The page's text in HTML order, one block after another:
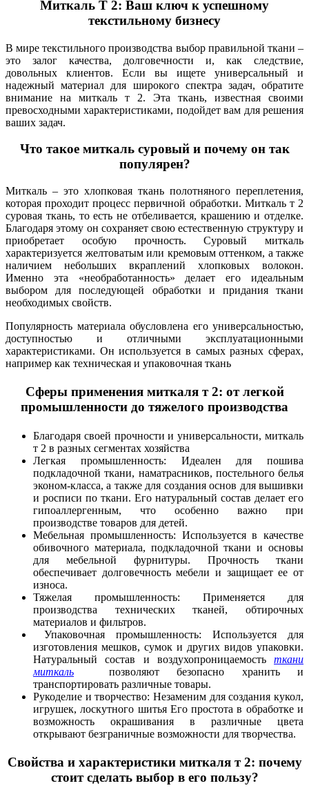
Миткаль Т 2: Ваш ключ к успешному
текстильному бизнесу
В мире текстильного производства выбор правильной ткани –
это залог качества, долговечности и, как следствие,
довольных клиентов. Если вы ищете универсальный и
надежный материал для широкого спектра задач, обратите
внимание на миткаль т 2. Эта ткань, известная своими
превосходными характеристиками, подойдет вам для решения
ваших задач.
Что такое миткаль суровый и почему он так
популярен?
Миткаль – это хлопковая ткань полотняного переплетения,
которая проходит процесс первичной обработки. Миткаль т 2
суровая ткань, то есть не отбеливается, крашению и отделке.
Благодаря этому он сохраняет свою естественную структуру и
приобретает особую прочность. Суровый миткаль
характеризуется желтоватым или кремовым оттенком, а также
наличием небольших вкраплений хлопковых волокон.
Именно эта «необработанность» делает его идеальным
выбором для последующей обработки и придания ткани
необходимых свойств.
Популярность материала обусловлена его универсальностью,
доступностью и отличными эксплуатационными
характеристиками. Он используется в самых разных сферах,
например как техническая и упаковочная ткань
Сферы применения миткаля т 2: от легкой
промышленности до тяжелого производства
Благодаря своей прочности и универсальности, миткаль
т 2 в разных сегментах хозяйства
Легкая промышленность: Идеален для пошива
подкладочной ткани, наматрасников, постельного белья
эконом-класса, а также для создания основ для вышивки
и росписи по ткани. Его натуральный состав делает его
гипоаллергенным, что особенно важно при
производстве товаров для детей.
Мебельная промышленность: Используется в качестве
обивочного материала, подкладочной ткани и основы
для мебельной фурнитуры. Прочность ткани
обеспечивает долговечность мебели и защищает ее от
износа.
Тяжелая промышленность: Применяется для
производства технических тканей, обтирочных
материалов и фильтров.
Упаковочная промышленность: Используется для
изготовления мешков, сумок и других видов упаковки.
Натуральный состав и воздухопроницаемость ткани
миткаль позволяют безопасно хранить и
транспортировать различные товары.
Рукоделие и творчество: Незаменим для создания кукол,
игрушек, лоскутного шитья Его простота в обработке и
возможность окрашивания в различные цвета
открывают безграничные возможности для творчества.
Свойства и характеристики миткаля т 2: почему
стоит сделать выбор в его пользу?